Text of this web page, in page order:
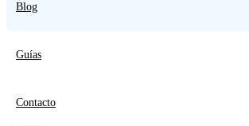
Blog
Guías
Contacto